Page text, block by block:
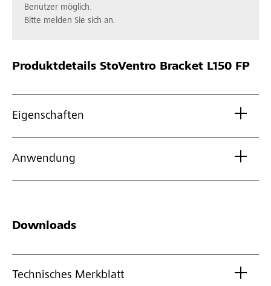
Benutzer möglich.
Bitte melden Sie sich an.
Produktdetails StoVentro Bracket L150 FP
Eigenschaften
Anwendung
Downloads
Technisches Merkblatt